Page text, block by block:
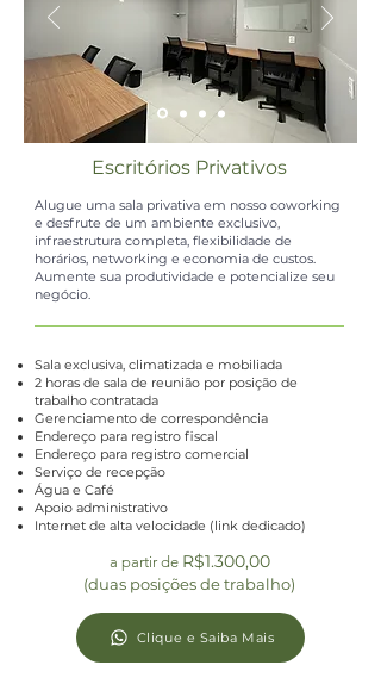
Escritórios Privativos
Alugue uma sala privativa em nosso coworking
e desfrute de um ambiente exclusivo,
infraestrutura completa, flexibilidade de
horários, networking e economia de custos.
Aumente sua produtividade e potencialize seu
negócio.
Sala exclusiva, climatizada e mobiliada
2 horas de sala de reunião por posição de
trabalho contratada
Gerenciamento de correspondência
Endereço para registro fiscal
Endereço para registro comercial
Serviço de recepção
Água e Café
Apoio administrativo
Internet de alta velocidade (link dedicado)
a partir de R$1.300,00
(duas posições de trabalho)
Clique e Saiba Mais